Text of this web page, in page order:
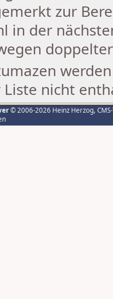
zur
in der
nicht
© 2006-2026 Heinz Herzog,